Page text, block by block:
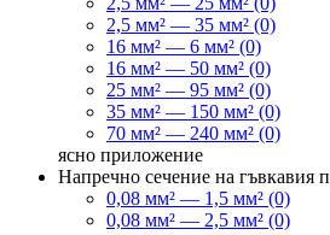
2,5 мм² — 35 мм² (0)
16 мм² — 6 мм² (0)
16 мм² — 50 мм² (0)
25 мм² — 95 мм² (0)
35 мм² — 150 мм² (0)
70 мм² — 240 мм² (0)
ясно приложение
Напречно сечение на гъвкавия
0,08 мм² — 1,5 мм² (0)
0,08 мм² — 2,5 мм² (0)